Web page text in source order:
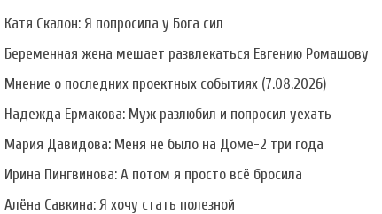
Фото Сергея
Катасонова
Фото Кристины
Лясковец
Фото Ольги
Рапунцель
Катя Скалон: Я попросила у Бога сил
Беременная жена мешает развлекаться Евгению Ромашову
Мнение о последних проектных событиях (7.08.2026)
Надежда Ермакова: Муж разлюбил и попросил уехать
Мария Давидова: Меня не было на Доме-2 три года
Ирина Пингвинова: А потом я просто всё бросила
Алёна Савкина: Я хочу стать полезной